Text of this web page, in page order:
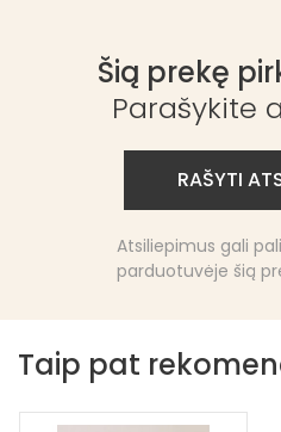
Šią prekę
Parašykite
RAŠYTI
Atsiliepimus gali
parduotuvėje šią
Taip pat